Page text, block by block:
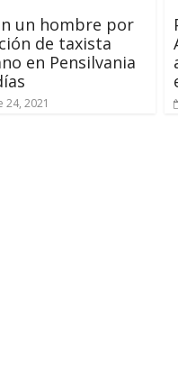
un hombre por
de taxista
en Pensilvania
24, 2021